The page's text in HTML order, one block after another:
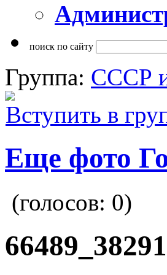
поиск по сайту
Группа: СССР
Вступить в
Еще фото
(голосов: 0)